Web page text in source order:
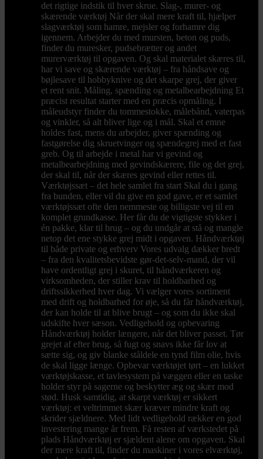
det rigtige indstik til hver skrue. Slag-, murer- og
skærende værktøj Når der skal mere kraft til, hjælper
slagværktøj som hamre, mejsler og forhamre dig
igennem. Arbejder du med mursten, beton og puds,
finder du muresker, pudsebrætter og andet
murerværktøj til opgaven. Og skal materialet skæres til,
har vi save og skærende værktøj – fra håndsave og
bøjlesave til hobbyknive og det skarpe grej, der giver
et rent snit. Måling, spænding og metalbearbejdning Et
præcist resultat starter med en præcis opmåling. I
måleudstyr finder du tommestokke, målebånd, vaterpas
og vinkler, så alt bliver lige og i mål. Skal et emne
holdes fast, mens du arbejder, giver spænding og
fastgørelse dig skruetvinger og spændegrej med et fast
greb. Og til arbejde i metal har vi gevind og
metalbearbejdning med gevindskærere, file og det grej,
der skal til, når der skæres gevind eller rettes til.
Værktøjssæt – det hele samlet fra start Skal du i gang
fra bunden, eller vil du give en god gave, er et samlet
værktøjssæt ofte den nemmeste og billigste vej til en
komplet grundkasse. Her får du de vigtigste stykker i
én pakke, klar til brug – og du undgår at stå og mangle
netop det ene stykke grej midt i opgaven. Håndværktøj
til både private og erhverv Vores udvalg dækker bredt
– fra den kvalitetsbevidste gør-det-selv-mand, der vil
have ordentligt grej i skuret, til håndværkeren og
virksomheden, der stiller krav til holdbarhed og
driftssikkerhed hver dag. Vi vælger vores sortiment
med drift og holdbarhed for øje, så du får håndværktøj,
der kan holde til at blive brugt – og som du ikke skal
udskifte hver sæson. Vedligehold og opbevaring
Håndværktøj holder længere, når det bliver passet. Tør
grejet af efter brug, så fugt og snavs ikke får lov at
sætte sig, og giv blanke ståldele en tynd film olie, hvis
de skal ligge længe. Opbevar værktøjet tørt – en lukket
værktøjskasse, et tavlesystem på væggen eller en taske
holder styr på sagerne og beskytter æg og skær mod
stød. Husk samtidig, at skarpt værktøj er sikkert
værktøj: et veltrimmet skær kræver mindre kraft og
skrider sjældnere. Med lidt vedligehold rækker en god
investering mange år frem. Få resten af værkstedet på
plads Håndværktøj er sjældent alene om opgaven. Skal
der mere kraft til, finder du maskiner i vores elværktøj,